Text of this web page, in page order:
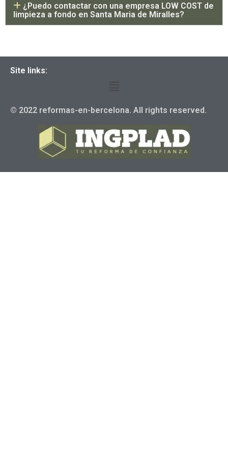
¿Puedo contactar con una empresa LOW COST de
limpieza a fondo en Santa Maria de Miralles?
Site links:
© 2022 reformas-en-bercelona. All rights reserved.